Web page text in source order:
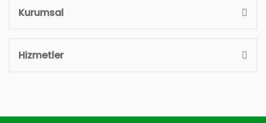
Kurumsal
Hizmetler